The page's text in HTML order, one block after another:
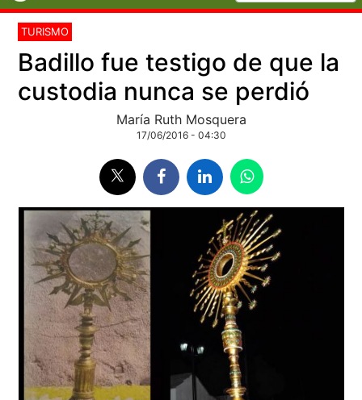
TURISMO
Badillo fue testigo de que la
custodia nunca se perdió
María Ruth Mosquera
17/06/2016 - 04:30